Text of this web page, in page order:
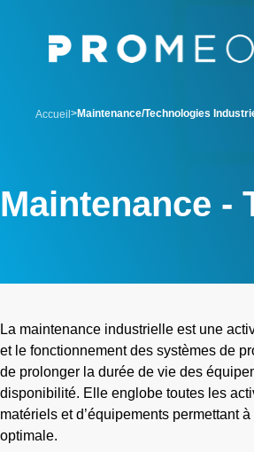
Accueil Maintenance/Technologies
Maintenance -
La maintenance industrielle est une
et le fonctionnement des systèmes de
de prolonger la durée de vie des
disponibilité. Elle englobe toutes les
matériels et d’équipements permettant
optimale.